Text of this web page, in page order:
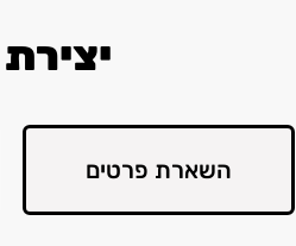
השארת פרטים